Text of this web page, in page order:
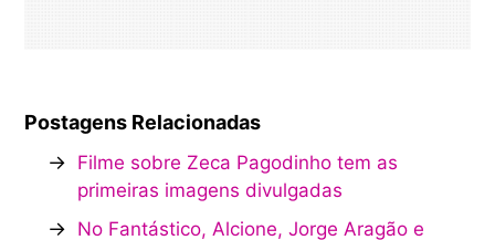
Postagens Relacionadas
→ Filme sobre Zeca Pagodinho tem as
primeiras imagens divulgadas
→ No Fantástico, Alcione, Jorge Aragão e